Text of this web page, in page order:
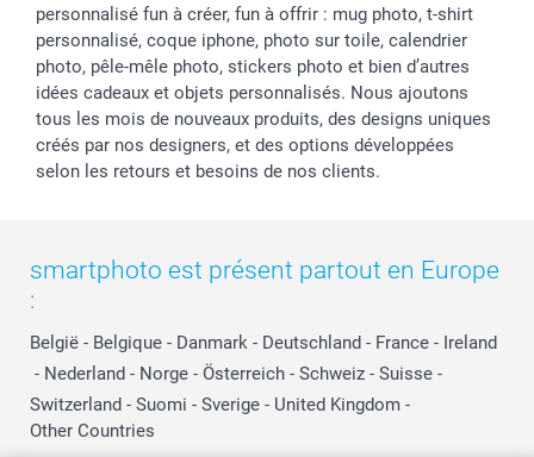
personnalisé fun à créer, fun à offrir : mug photo, t-shirt
personnalisé, coque iphone, photo sur toile, calendrier
photo, pêle-mêle photo, stickers photo et bien d’autres
idées cadeaux et objets personnalisés. Nous ajoutons
tous les mois de nouveaux produits, des designs uniques
créés par nos designers, et des options développées
selon les retours et besoins de nos clients.
smartphoto est présent partout en Europe
:
België - Belgique - Danmark - Deutschland - France - Ireland
- Nederland - Norge - Österreich - Schweiz - Suisse -
Switzerland - Suomi - Sverige - United Kingdom -
Other Countries